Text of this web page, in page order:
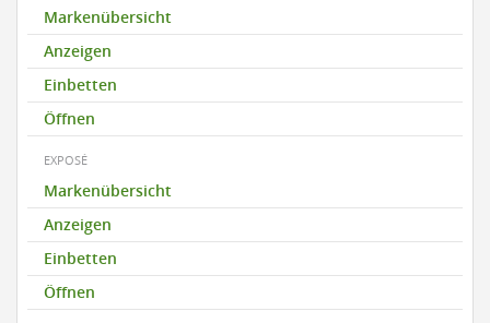
Markenübersicht
Anzeigen
Einbetten
Öffnen
EXPOSÉ
Markenübersicht
Anzeigen
Einbetten
Öffnen